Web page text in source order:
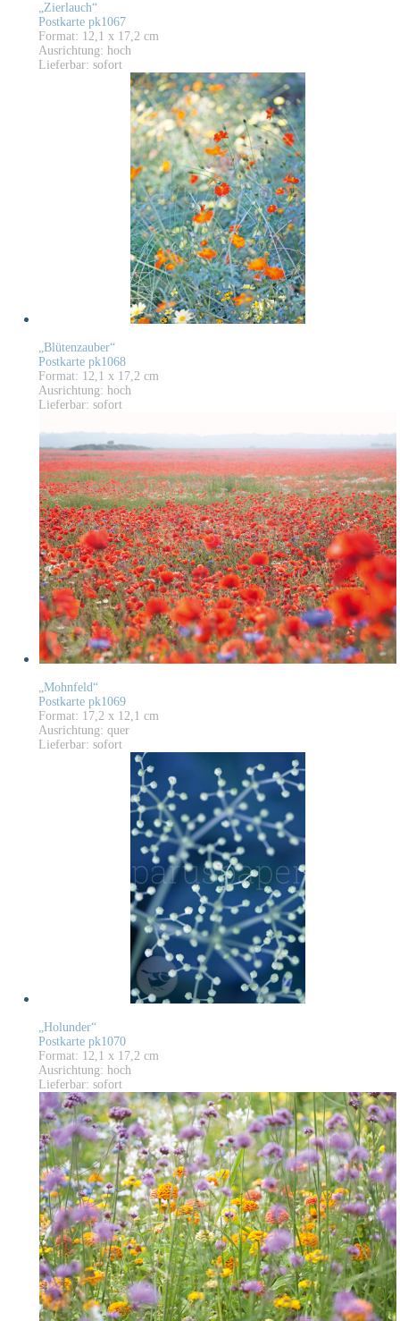
„Zierlauch“
Postkarte pk1067
Format: 12,1 x 17,2 cm
Ausrichtung: hoch
Lieferbar: sofort
„Blütenzauber“
Postkarte pk1068
Format: 12,1 x 17,2 cm
Ausrichtung: hoch
Lieferbar: sofort
„Mohnfeld“
Postkarte pk1069
Format: 17,2 x 12,1 cm
Ausrichtung: quer
Lieferbar: sofort
„Holunder“
Postkarte pk1070
Format: 12,1 x 17,2 cm
Ausrichtung: hoch
Lieferbar: sofort